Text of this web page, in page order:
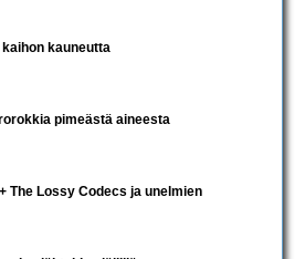
kauneutta
pimeästä aineesta
The Lossy Codecs ja unelmien